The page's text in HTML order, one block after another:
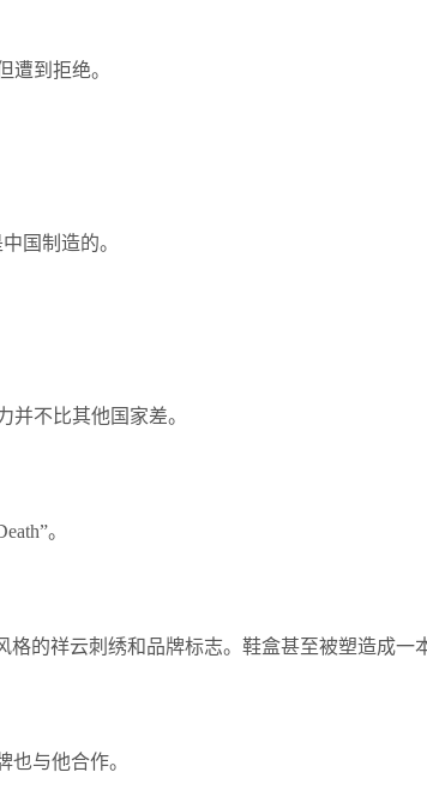
遭到拒绝。
国制造的。
不比其他国家差。
。
的祥云刺绣和品牌标志。鞋盒甚至被塑造成一
与他合作。